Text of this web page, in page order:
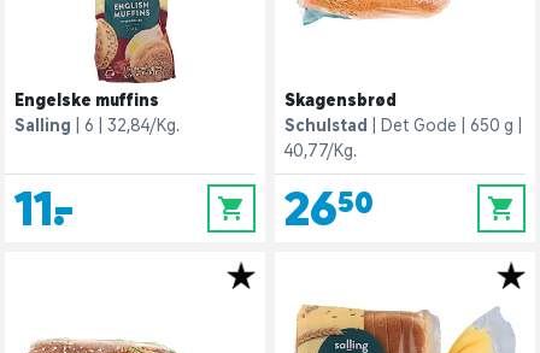
Engelske muffins
Salling
6 32,84/Kg.
11,- 0
Skagensbrød
Schulstad
Det Gode
650 g
40,77/Kg.
26,50 0